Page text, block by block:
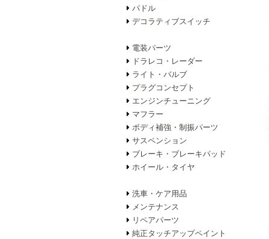
パドル
デコラティブスイッチ
電装パーツ
ドラレコ・レーダー
ライト・バルブ
プラグコンセプト
エンジンチューニング
マフラー
ボディ補強・制振パーツ
サスペンション
ブレーキ・ブレーキパッド
ホイール・タイヤ
洗車・ケア用品
メンテナンス
リペアパーツ
純正タッチアップペイント